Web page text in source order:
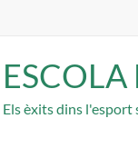
Els èxits dins